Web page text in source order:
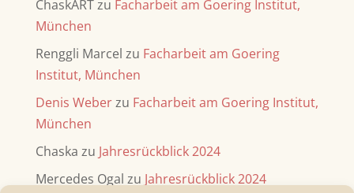
ChaskARTzu Facharbeit am Goering Institut,
München
Renggli Marcel zu Facharbeit am Goering
Institut, München
Denis Weberzu Facharbeit am Goering Institut,
München
Chaska zu Jahresrückblick 2024
Mercedes Ogal zu Jahresrückblick 2024